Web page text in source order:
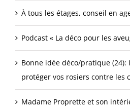
À tous les étages, conseil en
Podcast « La déco pour les
Bonne idée déco/pratique (24):
protéger vos rosiers contre les
Madame Proprette et son